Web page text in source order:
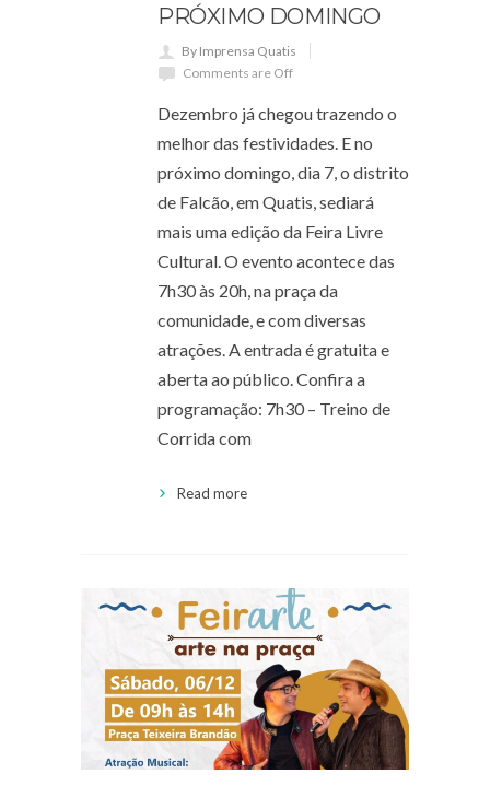
PRÓXIMO DOMINGO
By Imprensa Quatis
Comments are Off
Dezembro já chegou trazendo o
melhor das festividades. E no
próximo domingo, dia 7, o distrito
de Falcão, em Quatis, sediará
mais uma edição da Feira Livre
Cultural. O evento acontece das
7h30 às 20h, na praça da
comunidade, e com diversas
atrações. A entrada é gratuita e
aberta ao público. Confira a
programação: 7h30 – Treino de
Corrida com
Read more